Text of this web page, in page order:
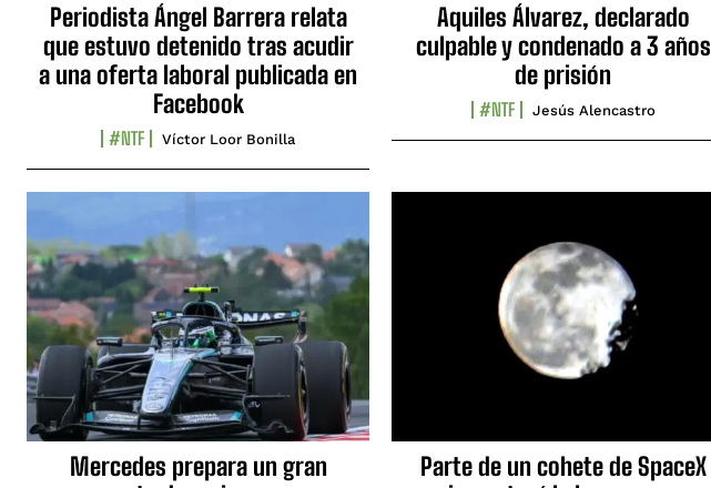
Periodista Ángel Barrera relata
que estuvo detenido tras acudir
a una oferta laboral publicada en
Facebook
#NTF Víctor Loor Bonilla
Aquiles Álvarez, declarado
culpable y condenado a 3 años
de prisión
#NTF Jesús Alencastro
Mercedes prepara un gran
Parte de un cohete de SpaceX